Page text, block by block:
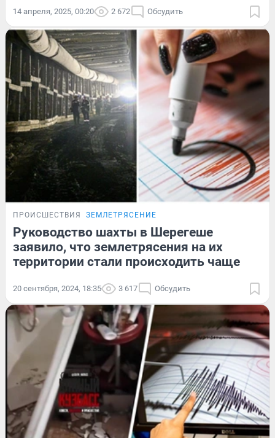
14 апреля, 2025, 00:20 2 672 Обсудить
ПРОИСШЕСТВИЯ ЗЕМЛЕТРЯСЕНИЕ
Руководство шахты в Шерегеше
заявило, что землетрясения на их
территории стали происходить чаще
20 сентября, 2024, 18:35 3 617 Обсудить